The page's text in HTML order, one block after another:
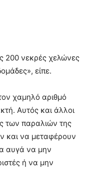
200 νεκρές χελώνες
είπε.
χαμηλό αριθμό
Αυτός και άλλοι
των παραλιών της
και να μεταφέρουν
αυγά να μην
ή να μην